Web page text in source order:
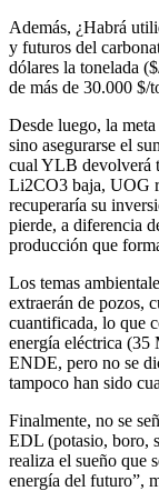
Además, ¿Habrá
y futuros del
dólares la tonelada
de más de 30.000 $/
Desde luego, la
sino asegurarse el
cual YLB devolverá
Li2CO3 baja, UOG
recuperaría su
pierde, a diferencia
producción que
Los temas
extraerán de pozos,
cuantificada, lo que
energía eléctrica (35
ENDE, pero no se
tampoco han sido
Finalmente, no se
EDL (potasio, boro,
realiza el sueño que
energía del futuro”,